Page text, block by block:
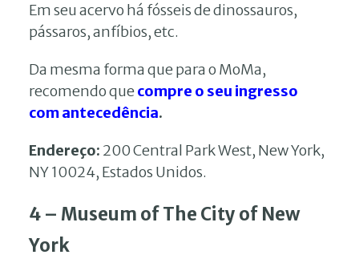
Em seu acervo há fósseis de dinossauros,
pássaros, anfíbios, etc.
Da mesma forma que para o MoMa,
recomendo quecompre o seu ingresso
com antecedência.
Endereço: 200 Central Park West, New York,
NY 10024, Estados Unidos.
4 – Museum of The City of New
York